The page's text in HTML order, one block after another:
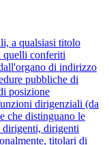
a qualsiasi titolo
conferiti
di indirizzo
pubbliche di
posizione
dirigenziali (da
che distinguano le
dirigenti, dirigenti
titolari di